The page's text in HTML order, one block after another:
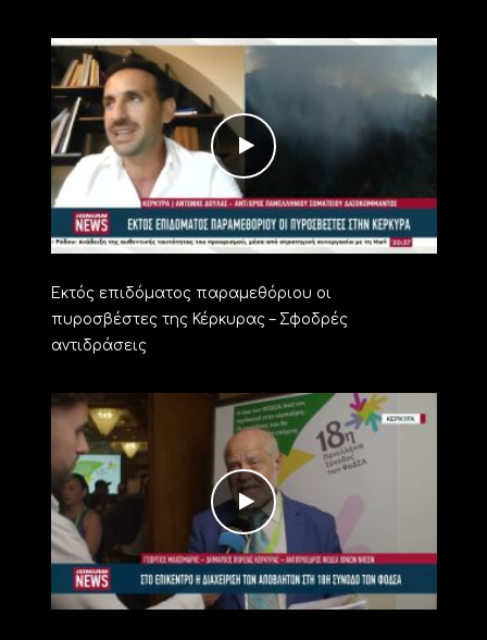
Εκτός επιδόματος παραμεθόριου οι
πυροσβέστες της Κέρκυρας – Σφοδρές
αντιδράσεις